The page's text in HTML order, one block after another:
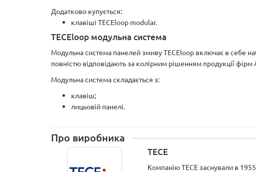
Додатково купується:
клавіші TECEloop modular.
TECEloop модульна система
Модульна система панелей змиву TECEloop включає в себе
повністю відповідають за колірним рішенням продукції фірм
Модульна система складається з:
клавіш;
лицьовій панелі.
Про виробника
TECE
Компанію ТЕСЕ заснували в